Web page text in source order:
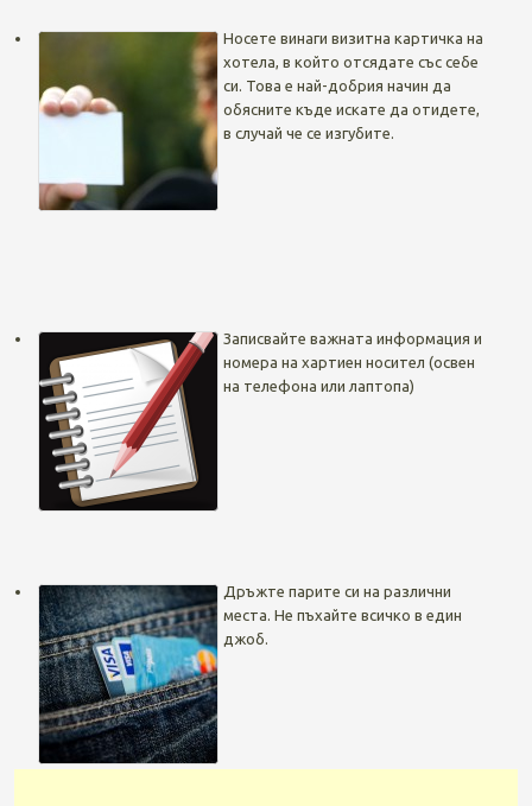
Носете винаги визитна картичка на
хотела, в който отсядате със себе
си. Това е най-добрия начин да
обясните къде искате да отидете,
в случай че се изгубите.
Записвайте важната информация и
номера на хартиен носител (освен
на телефона или лаптопа)
Дръжте парите си на различни
места. Не пъхайте всичко в един
джоб.